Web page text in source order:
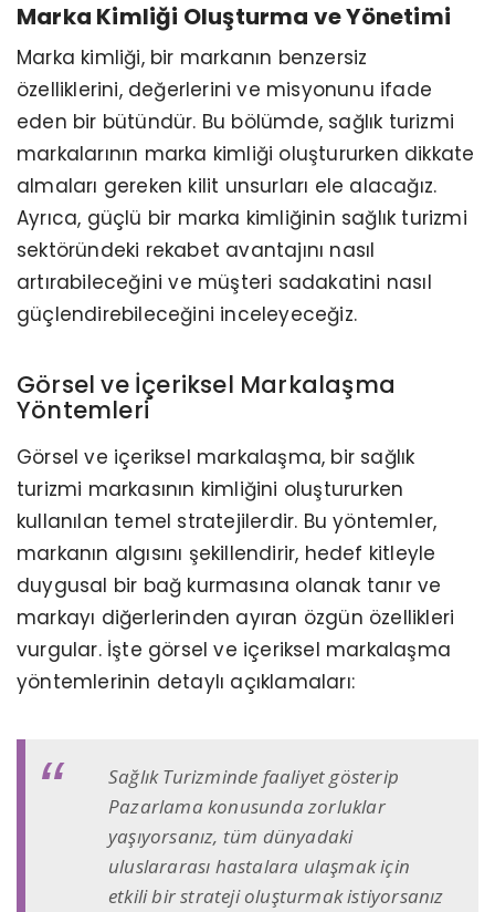
Marka Kimliği Oluşturma ve Yönetimi
Marka kimliği, bir markanın benzersiz
özelliklerini, değerlerini ve misyonunu ifade
eden bir bütündür. Bu bölümde, sağlık turizmi
markalarının marka kimliği oluştururken dikkate
almaları gereken kilit unsurları ele alacağız.
Ayrıca, güçlü bir marka kimliğinin sağlık turizmi
sektöründeki rekabet avantajını nasıl
artırabileceğini ve müşteri sadakatini nasıl
güçlendirebileceğini inceleyeceğiz.
Görsel ve İçeriksel Markalaşma
Yöntemleri
Görsel ve içeriksel markalaşma, bir sağlık
turizmi markasının kimliğini oluştururken
kullanılan temel stratejilerdir. Bu yöntemler,
markanın algısını şekillendirir, hedef kitleyle
duygusal bir bağ kurmasına olanak tanır ve
markayı diğerlerinden ayıran özgün özellikleri
vurgular. İşte görsel ve içeriksel markalaşma
yöntemlerinin detaylı açıklamaları:
Sağlık Turizminde faaliyet gösterip
Pazarlama konusunda zorluklar
yaşıyorsanız, tüm dünyadaki
uluslararası hastalara ulaşmak için
etkili bir strateji oluşturmak istiyorsanız